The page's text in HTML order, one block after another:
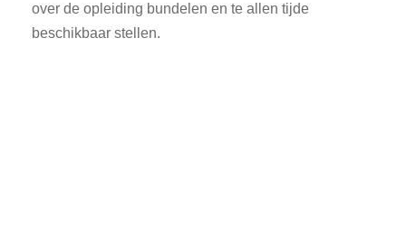
over de opleiding bundelen en te allen tijde
beschikbaar stellen.